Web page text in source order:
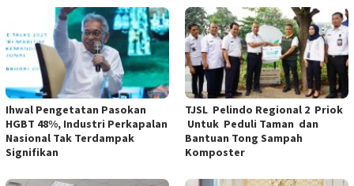
Ihwal Pengetatan Pasokan
HGBT 48%, Industri Perkapalan
Nasional Tak Terdampak
Signifikan
TJSL Pelindo Regional 2 Priok
Untuk Peduli Taman dan
Bantuan Tong Sampah
Komposter